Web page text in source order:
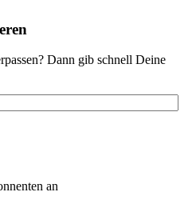
Dann gib schnell Deine
an